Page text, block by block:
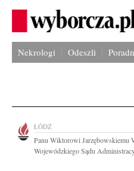
Nekrologi Odeszli
ŁÓDŹ
Panu Wiktorowi Jarzębowskiemu
Wojewódzkiego Sądu